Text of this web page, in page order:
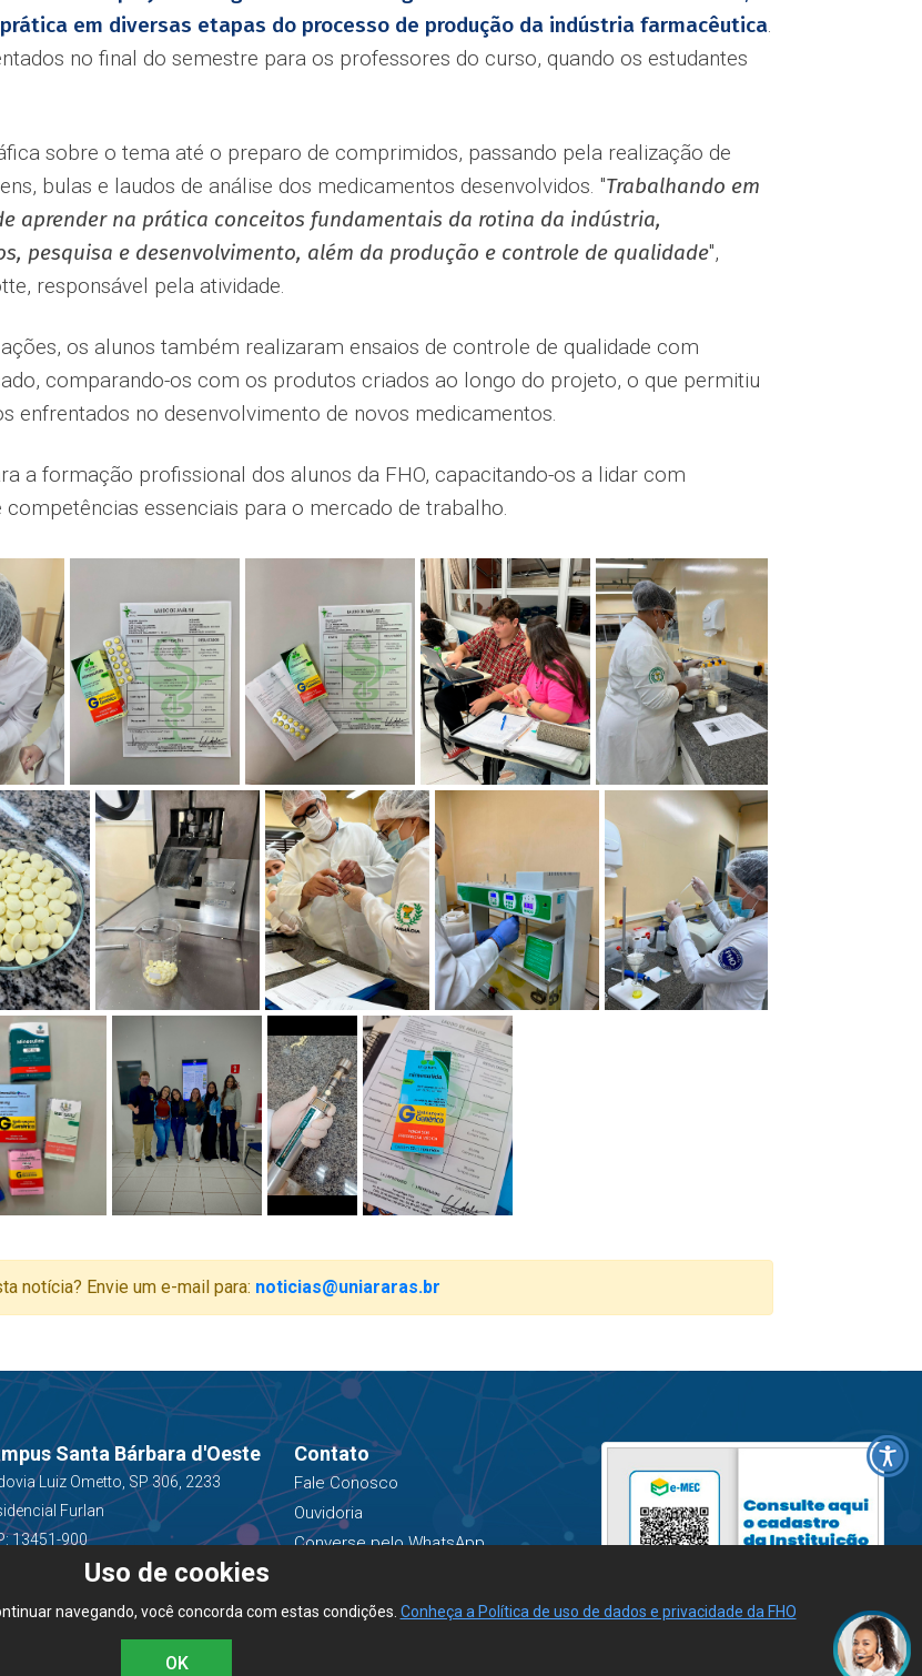
em diversas etapas do processo de produção da indústria farmacêutica.
no final do semestre para os professores do curso, quando os estudantes
sobre o tema até o preparo de comprimidos, passando pela realização de
bulas e laudos de análise dos medicamentos desenvolvidos. ''Trabalhando em
aprender na prática conceitos fundamentais da rotina da indústria,
pesquisa e desenvolvimento, além da produção e controle de qualidade'',
responsável pela atividade.
os alunos também realizaram ensaios de controle de qualidade com
comparando-os com os produtos criados ao longo do projeto, o que permitiu
enfrentados no desenvolvimento de novos medicamentos.
a formação profissional dos alunos da FHO, capacitando-os a lidar com
essenciais para o mercado de trabalho.
notícia? Envie um e-mail para: noticias@uniararas.br
Santa Bárbara d'Oeste
Luiz Ometto, SP 306, 2233
Furlan
13451-900
Contato
Fale Conosco
Ouvidoria
Converse pelo WhatsApp
Uso de cookies
navegando, você concorda com estas condições. Conheça a Política de uso de dados e privacidade da FHO
OK